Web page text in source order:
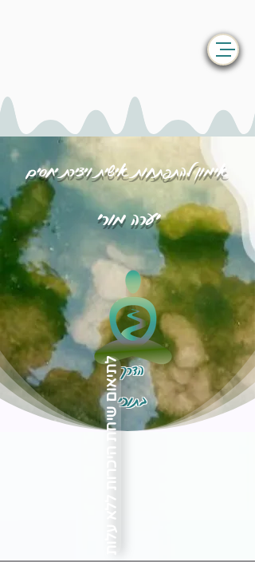
אימון להתפתחות אישית ויצירת יחסים
יערה מורי
הדרך
בתוכילתיאום שיחת היכרות ללא עלות